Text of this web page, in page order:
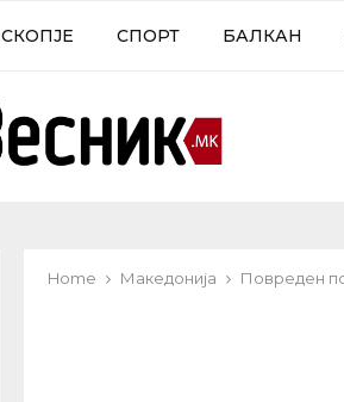
СКОПЈЕ СПОРТ БАЛКАН
Home Македонија Повреден